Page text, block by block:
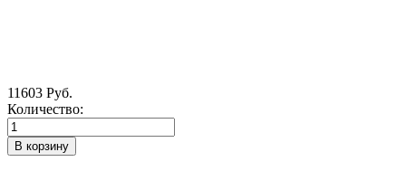
11603 Руб.
Количество: